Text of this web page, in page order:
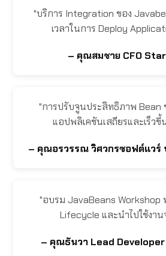
"บริการ Integration ของ
เวลาในการ Deploy
– คุณสมชาย CFO
"การปรับจูนประสิทธิภาพ Bean
แอปพลิเคชันเสถียรและเร็วขึ้
– คุณอรวรรณ วิศวกรซอฟต์แวร์
"อบรม JavaBeans Workshop
Lifecycle และนำไปใช้งาน
– คุณธันวา Lead